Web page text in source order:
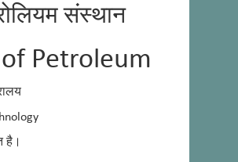
संस्थान
Petroleum
है।